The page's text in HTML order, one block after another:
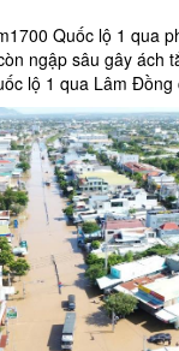
Quốc lộ 1 qua
ngập sâu gây ách
lộ 1 qua Lâm Đồng